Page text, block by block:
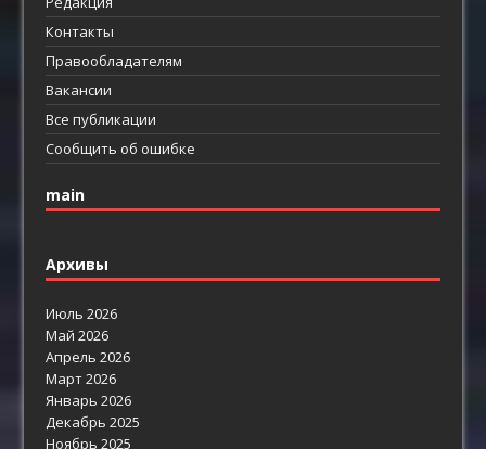
Контакты
Правообладателям
Вакансии
Все публикации
Сообщить об ошибке
main
Архивы
Июль 2026
Май 2026
Апрель 2026
Март 2026
Январь 2026
Декабрь 2025
Ноябрь 2025